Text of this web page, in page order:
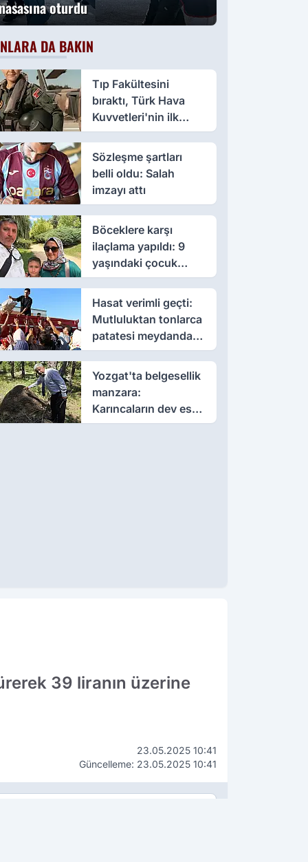
oturdu
DA BAKIN
Tıp Fakültesini
bıraktı, Türk Hava
Kuvvetleri'nin ilk
kadın paşası oldu
Sözleşme şartları
belli oldu: Salah
imzayı attı
Böceklere karşı
ilaçlama yapıldı: 9
yaşındaki çocuk
öldü, annesi yoğun
bakımda
Hasat verimli geçti:
Mutluluktan tonlarca
patatesi meydanda
dağıttı
Yozgat'ta belgesellik
manzara:
Karıncaların dev eseri
görenleri büyüledi
39 liranın üzerine
23.05.2025 10:41
Güncelleme: 23.05.2025 10:41